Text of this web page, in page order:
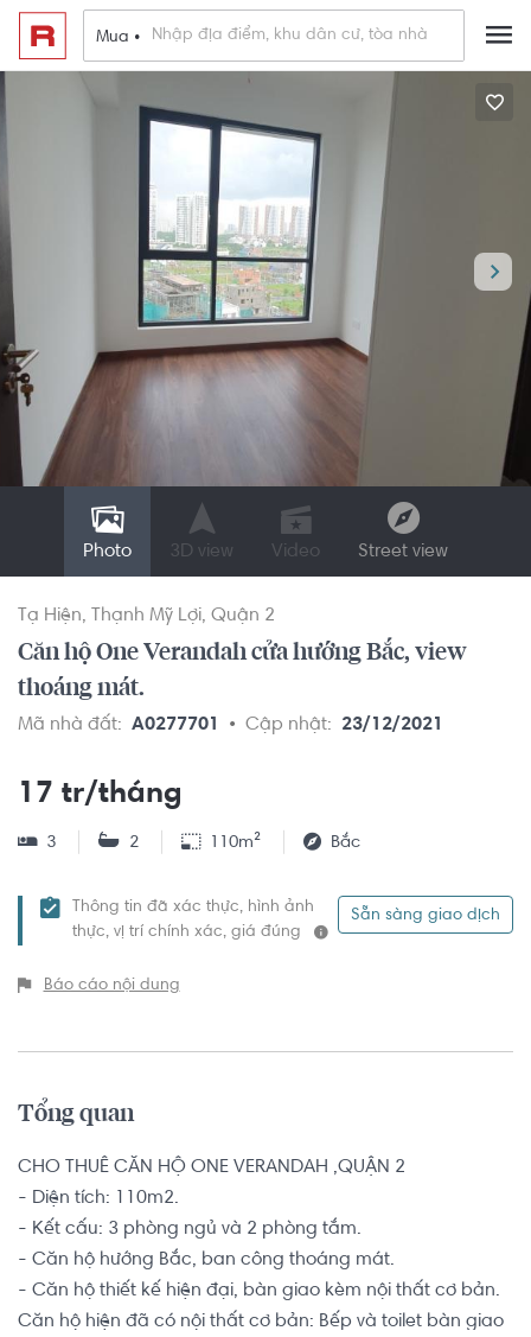
Mua •
Photo 3D view Video Street view
Tạ Hiện Thạnh Mỹ Lợi Quận 2
Căn hộ One Verandah cửa hướng Bắc, view
thoáng mát.
Mã nhà đất: A0277701 Cập nhật: 23/12/2021
17 tr/tháng
3 2 110m² Bắc
Thông tin đã xác thực, hình ảnh
thực, vị trí chính xác, giá đúng
Sẵn sàng giao dịch
Báo cáo nội dung
Tổng quan
CHO THUÊ CĂN HỘ ONE VERANDAH ,QUẬN 2
- Diện tích: 110m2.
- Kết cấu: 3 phòng ngủ và 2 phòng tắm.
- Căn hộ hướng Bắc, ban công thoáng mát.
- Căn hộ thiết kế hiện đại, bàn giao kèm nội thất cơ bản.
Căn hộ hiện đã có nội thất cơ bản: Bếp và toilet bàn giao